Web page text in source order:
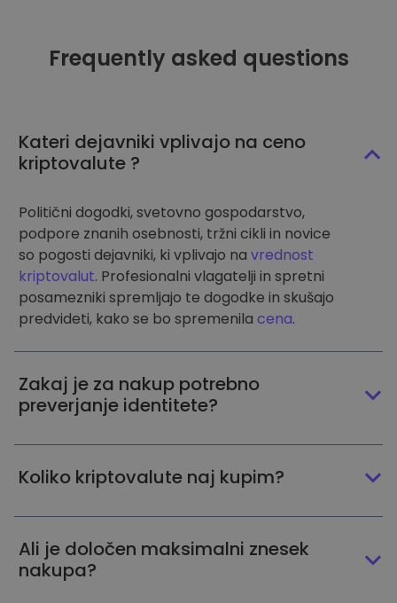
Frequently asked questions
Kateri dejavniki vplivajo na ceno
kriptovalute ?
Politični dogodki, svetovno gospodarstvo,
podpore znanih osebnosti, tržni cikli in novice
so pogosti dejavniki, ki vplivajo na vrednost
kriptovalut. Profesionalni vlagatelji in spretni
posamezniki spremljajo te dogodke in skušajo
predvideti, kako se bo spremenila cena.
Zakaj je za nakup potrebno
preverjanje identitete?
Koliko kriptovalute naj kupim?
Ali je določen maksimalni znesek
nakupa?